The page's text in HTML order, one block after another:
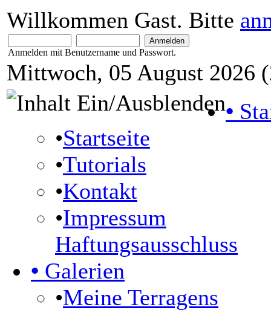
Willkommen Gast. Bitte
Anmelden mit Benutzername und Passwort.
Mittwoch, 05 August 2026
•
•Startseite
•Tutorials
•Kontakt
•Impressum
Haftungsausschluss
• Galerien
•Meine Terragens